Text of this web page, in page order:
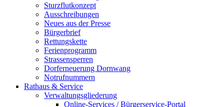
Sturzflutkonzept
Ausschreibungen
Neues aus der Presse
Bürgerbrief
Rettungskette
Ferienprogramm
Strassensperren
Dorferneuerung Dornwang
Notrufnummern
Rathaus & Service
Verwaltungsgliederung
Online-Services / Bürgerservice-Portal